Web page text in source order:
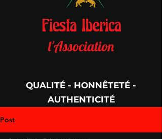
Fiesta Iberica
l'Association
QUALITÉ - HONNÊTETÉ -
AUTHENTICITÉ
Post